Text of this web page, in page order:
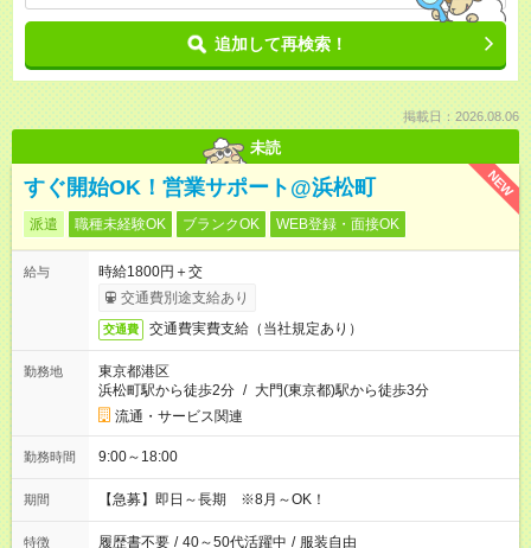
追加して再検索！
掲載日：2026.08.06
未読
NEW
すぐ開始OK！営業サポート@浜松町
派遣 職種未経験OK ブランクOK WEB登録・面接OK
給与
時給1800円＋交
交通費別途支給あり
交通費 交通費実費支給（当社規定あり）
勤務地
東京都港区
浜松町駅から徒歩2分 / 大門(東京都)駅から徒歩3分
流通・サービス関連
勤務時間 9:00～18:00
期間 【急募】即日～長期 ※8月～OK！
特徴 履歴書不要 / 40～50代活躍中 / 服装自由